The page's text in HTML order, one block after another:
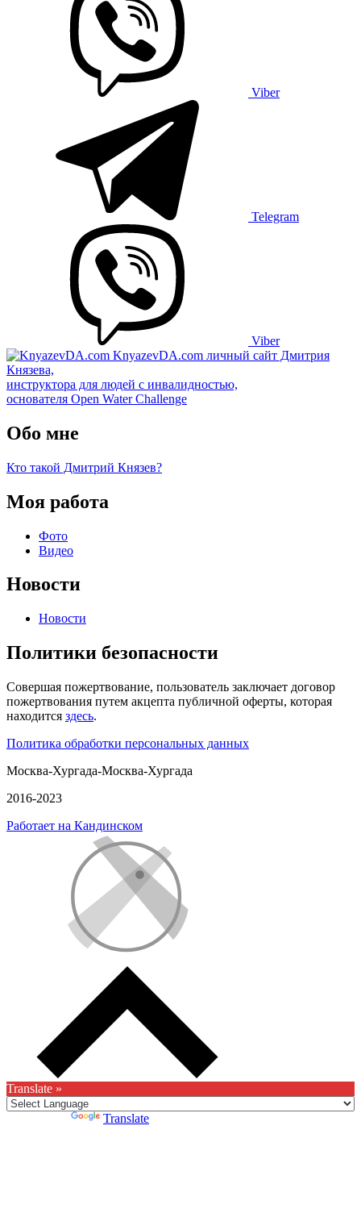
Viber
Telegram
Viber
KnyazevDA.com личный сайт Дмитрия
Князева,
инструктора для людей с инвалидностью,
основателя Open Water Challenge
Обо мне
Кто такой Дмитрий Князев?
Моя работа
Фото
Видео
Новости
Новости
Политики безопасности
Совершая пожертвование, пользователь заключает договор
пожертвования путем акцепта публичной оферты, которая
находится здесь.
Политика обработки персональных данных
Москва-Хургада-Москва-Хургада
2016-2023
Работает на Кандинском
Translate »
Translate